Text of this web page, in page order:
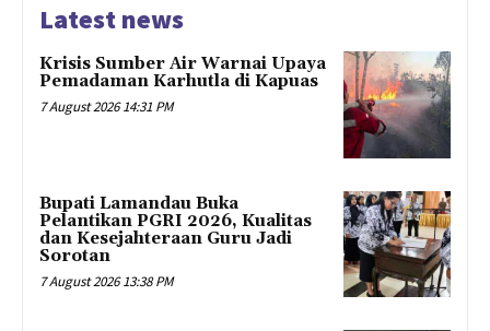
Latest news
Krisis Sumber Air Warnai Upaya
Pemadaman Karhutla di Kapuas
7 August 2026 14:31 PM
Bupati Lamandau Buka
Pelantikan PGRI 2026, Kualitas
dan Kesejahteraan Guru Jadi
Sorotan
7 August 2026 13:38 PM